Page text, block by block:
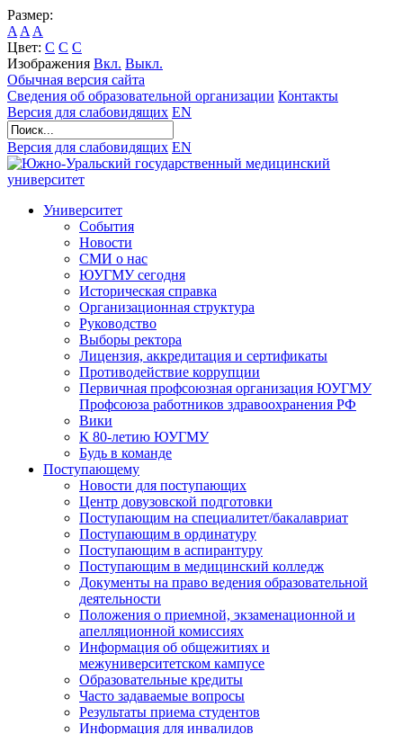
Размер:
A A A
Цвет: C C C
Изображения Вкл. Выкл.
Обычная версия сайта
Сведения об образовательной организации Контакты
Версия для слабовидящих EN
Версия для слабовидящих EN
Университет
События
Новости
СМИ о нас
ЮУГМУ сегодня
Историческая справка
Организационная структура
Руководство
Выборы ректора
Лицензия, аккредитация и сертификаты
Противодействие коррупции
Первичная профсоюзная организация ЮУГМУ
Профсоюза работников здравоохранения РФ
Вики
К 80-летию ЮУГМУ
Будь в команде
Поступающему
Новости для поступающих
Центр довузовской подготовки
Поступающим на специалитет/бакалавриат
Поступающим в ординатуру
Поступающим в аспирантуру
Поступающим в медицинский колледж
Документы на право ведения образовательной
деятельности
Положения о приемной, экзаменационной и
апелляционной комиссиях
Информация об общежитиях и
межуниверситетском кампусе
Образовательные кредиты
Часто задаваемые вопросы
Результаты приема студентов
Информация для инвалидов